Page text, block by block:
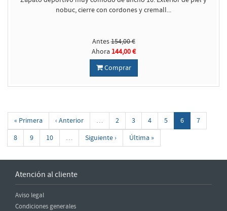
nobuc, cierre con cordones y cremall...
Antes154,00 €
Ahora 144,00 €
Comprar
« Primera ‹ Anterior … 2 3 4 5 6
7
8
9 10 … Siguiente › Última »
Atención al cliente
Aviso legal
Condiciones generales